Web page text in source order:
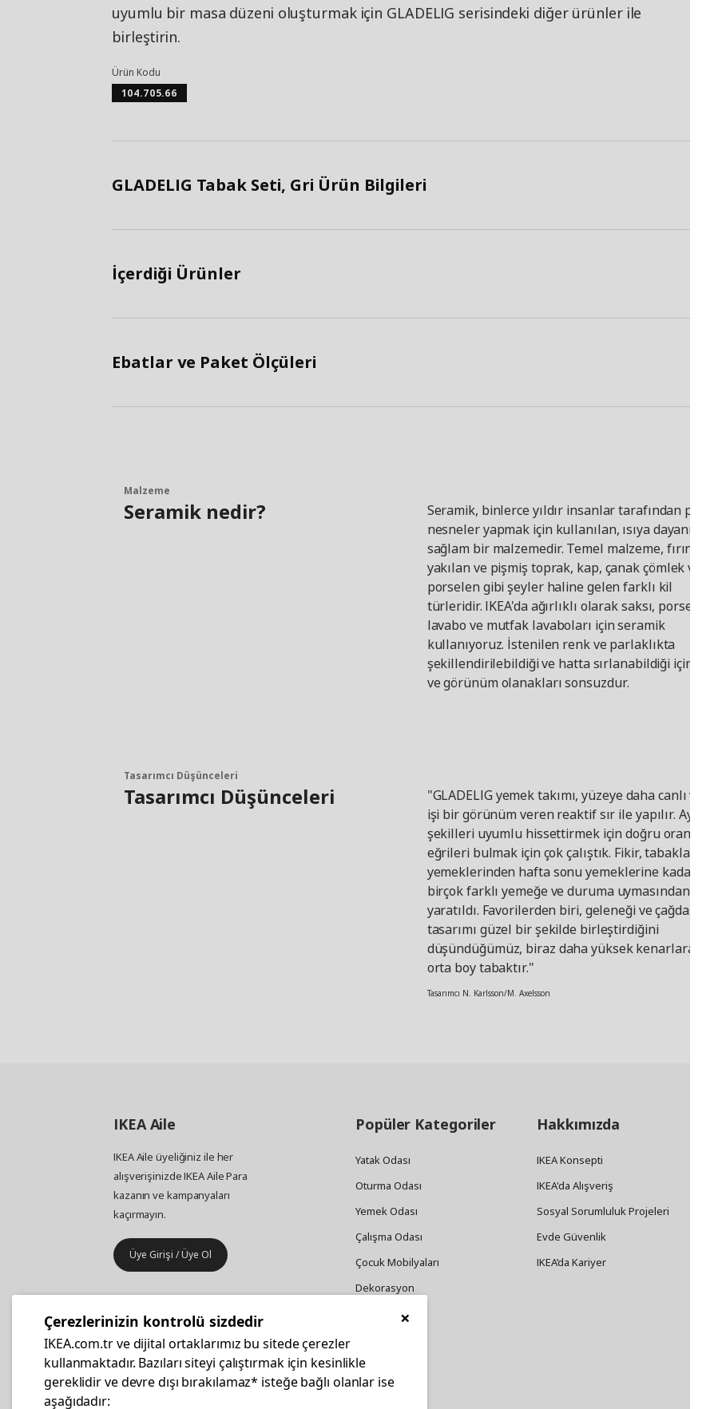
uyumlu bir masa düzeni oluşturmak için GLADELIG serisindeki diğer ürünler ile
birleştirin.
Ürün Kodu
104.705.66
GLADELIG Tabak Seti, Gri Ürün Bilgileri
İçerdiği Ürünler
Ebatlar ve Paket Ölçüleri
Malzeme
Seramik nedir?
Seramik, binlerce yıldır insanlar tarafından pratik
nesneler yapmak için kullanılan, ısıya dayanıklı ve
sağlam bir malzemedir. Temel malzeme, fırında
yakılan ve pişmiş toprak, kap, çanak çömlek ve
porselen gibi şeyler haline gelen farklı kil
türleridir. IKEA'da ağırlıklı olarak saksı, porselen,
lavabo ve mutfak lavaboları için seramik
kullanıyoruz. İstenilen renk ve parlaklıkta
şekillendirilebildiği ve hatta sırlanabildiği için stil
ve görünüm olanakları sonsuzdur.
Tasarımcı Düşünceleri
Tasarımcı Düşünceleri
"GLADELIG yemek takımı, yüzeye daha canlı ve el
işi bir görünüm veren reaktif sır ile yapılır. Ayrıca,
şekilleri uyumlu hissettirmek için doğru oranları ve
eğrileri bulmak için çok çalıştık. Fikir, tabakların TV
yemeklerinden hafta sonu yemeklerine kadar
birçok farklı yemeğe ve duruma uymasından
yaratıldı. Favorilerden biri, geleneği ve çağdaş
tasarımı güzel bir şekilde birleştirdiğini
düşündüğümüz, biraz daha yüksek kenarlara sahip
orta boy tabaktır."
Tasarımcı N. Karlsson/M. Axelsson
IKEAAile
IKEA Aile üyeliğiniz ile her
alışverişinizde IKEA Aile Para
kazanın ve kampanyaları
kaçırmayın.
Üye Girişi / Üye Ol
İş yeri mobilya ve aksesuar
alışverişleriniz IKEA Kurumsal Kart
ile daha hesaplı.
Popüler Kategoriler
Yatak Odası
Oturma Odası
Yemek Odası
Çalışma Odası
Çocuk Mobilyaları
Dekorasyon
Züccaciye
Hakkımızda
IKEA Konsepti
IKEA'da Alışveriş
Sosyal Sorumluluk Projeleri
Evde Güvenlik
IKEA’da Kariyer
×
Çerezlerinizin kontrolü sizdedir
IKEA.com.tr ve dijital ortaklarımız bu sitede çerezler
kullanmaktadır. Bazıları siteyi çalıştırmak için kesinlikle
gereklidir ve devre dışı bırakılamaz* isteğe bağlı olanlar ise
aşağıdadır: